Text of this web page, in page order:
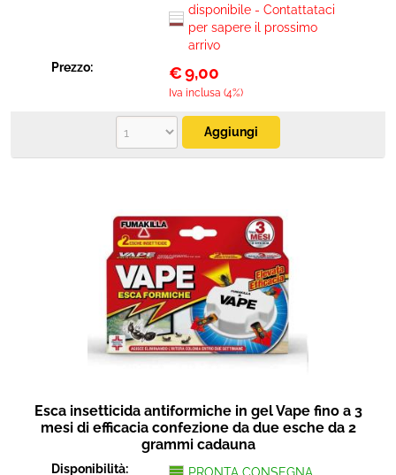
disponibile - Contattataci
per sapere il prossimo
arrivo
Prezzo:
€9,00
Iva inclusa (4%)
Esca insetticida antiformiche in gel Vape fino a 3
mesi di efficacia confezione da due esche da 2
grammi cadauna
Disponibilità: